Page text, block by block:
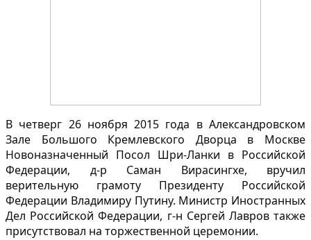
В четверг 26 ноября 2015 года в Александровском
Зале Большого Кремлевского Дворца в Москве
Новоназначенный Посол Шри-Ланки в Российской
Федерации, д-р Саман Вирасингхе, вручил
верительную грамоту Президенту Российской
Федерации Владимиру Путину. Министр Иностранных
Дел Российской Федерации, г-н Сергей Лавров также
присутствовал на торжественной церемонии.